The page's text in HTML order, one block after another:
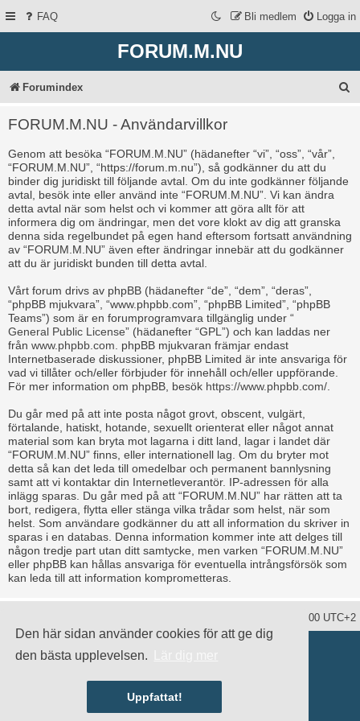
Den här sidan använder cookies för att ge dig
den bästa upplevelsen.
Uppfattat!
FAQ Logga in
Bli medlem
FORUM.M.NU
Forumindex
FORUM.M.NU - Användarvillkor
Genom att besöka “FORUM.M.NU” (hädanefter “vi”, “oss”, “vår”,
“FORUM.M.NU”, “https://forum.m.nu”), så godkänner du att du
binder dig juridiskt till följande avtal. Om du inte godkänner följande
avtal, besök inte eller använd inte “FORUM.M.NU”. Vi kan ändra
detta avtal när som helst och vi kommer att göra allt för att
informera dig om ändringar, men det vore klokt av dig att granska
denna sida regelbundet på egen hand eftersom fortsatt användning
av “FORUM.M.NU” även efter ändringar innebär att du godkänner
att du är juridiskt bunden till detta avtal.
Vårt forum drivs av phpBB (hädanefter “de”, “dem”, “deras”,
“phpBB mjukvara”, “www.phpbb.com”, “phpBB Limited”, “phpBB
Teams”) som är en forumprogramvara tillgänglig under “
General Public License” (hädanefter “GPL”) och kan laddas ner
från www.phpbb.com . phpBB mjukvaran främjar endast
Internetbaserade diskussioner, phpBB Limited är inte ansvariga för
vad vi tillåter och/eller förbjuder för innehåll och/eller uppförande.
För mer information om phpBB, besök https://www.phpbb.com/
Du går med på att inte posta något grovt, obscent, vulgärt,
förtalande, hatiskt, hotande, sexuellt orienterat eller något annat
material som kan bryta mot lagarna i ditt land, lagar i landet där
“FORUM.M.NU” finns, eller internationell lag. Om du bryter mot
detta så kan det leda till omedelbar och permanent bannlysning
samt att vi kontaktar din Internetleverantör. IP-adressen för alla
inlägg sparas. Du går med på att “FORUM.M.NU” har rätten att ta
bort, redigera, flytta eller stänga vilka trådar som helst, när som
helst. Som användare godkänner du att all information du skriver in
sparas i en databas. Denna information kommer inte att delges till
någon tredje part utan ditt samtycke, men varken “FORUM.M.NU”
eller phpBB kan hållas ansvariga för eventuella intrångsförsök som
kan leda till att information komprometteras.
Alla tidsangivelser är UTC+02:00 UTC+2
Swedish translation byphpBB Sweden
Användarvillkor